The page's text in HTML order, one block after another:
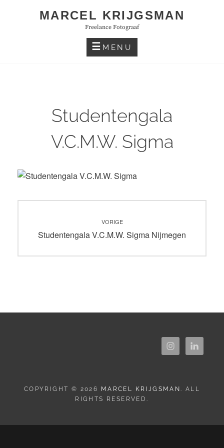
MARCEL KRIJGSMAN
Freelance Fotograaf
MENU
Studentengala
V.C.M.W. Sigma
navigatie
VORIGE
Vorig
Studentengala V.C.M.W. Sigma Nijmegen
COPYRIGHT © 2026 MARCEL KRIJGSMAN. ALL
RIGHTS RESERVED.